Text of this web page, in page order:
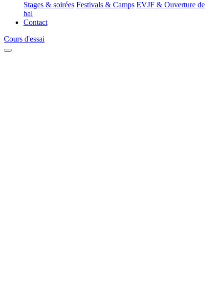
Stages & soirées Festivals & Camps EVJF & Ouverture de
bal
Contact
Cours d'essai